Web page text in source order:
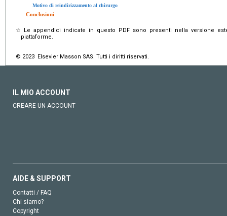
Motivo di reindirizzamento al chirurgo
Conclusioni
☆
Le appendici indicate in questo PDF sono presenti nella versione
piattaforme.
© 2023 Elsevier Masson SAS. Tutti i diritti riservati.
IL MIO ACCOUNT
CREARE UN ACCOUNT
AIDE & SUPPORT
Contatti / FAQ
Chi siamo?
Copyright